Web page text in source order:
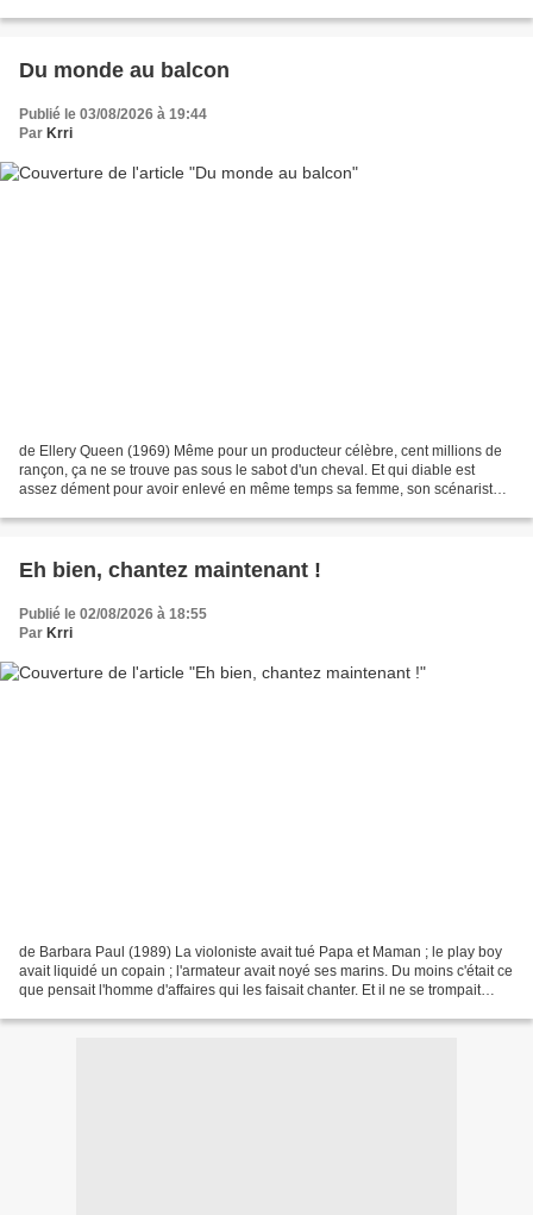
Du monde au balcon
Publié le 03/08/2026 à 19:44
Par Krri
de Ellery Queen (1969) Même pour un producteur célèbre, cent millions de
rançon, ça ne se trouve pas sous le sabot d'un cheval. Et qui diable est
assez dément pour avoir enlevé en même temps sa femme, son scénariste
Eh bien, chantez maintenant !
Publié le 02/08/2026 à 18:55
Par Krri
de Barbara Paul (1989) La violoniste avait tué Papa et Maman ; le play boy
avait liquidé un copain ; l'armateur avait noyé ses marins. Du moins c'était ce
que pensait l'homme d'affaires qui les faisait chanter. Et il ne se trompait